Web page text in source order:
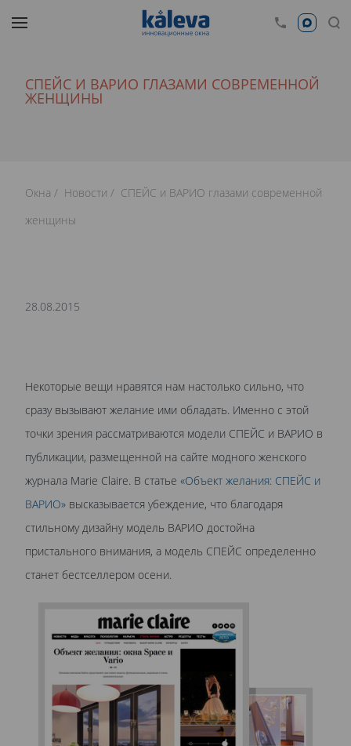
СПЕЙС И ВАРИО ГЛАЗАМИ СОВРЕМЕННОЙ
ЖЕНЩИНЫ
Окна Новости
СПЕЙС и ВАРИО глазами современной
женщины
28.08.2015
Некоторые вещи нравятся нам настолько сильно, что
сразу вызывают желание ими обладать. Именно с этой
точки зрения рассматриваются модели СПЕЙС и ВАРИО в
публикации, размещенной на сайте модного женского
журнала Marie Claire. В статье «Объект желания: СПЕЙС и
ВАРИО» высказывается убеждение, что благодаря
стильному дизайну модель ВАРИО достойна
пристального внимания, а модель СПЕЙС определенно
станет бестселлером осени.